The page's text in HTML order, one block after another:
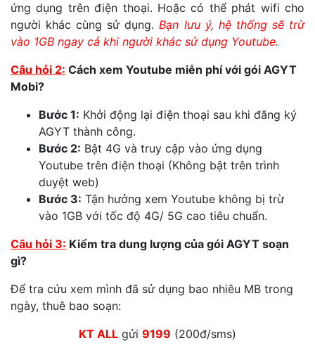
ứng dụng trên điện thoại. Hoặc có thể phát wifi cho
người khác cùng sử dụng.Bạn lưu ý, hệ thống sẽ trừ
vào 1GB ngay cả khi người khác sử dụng Youtube.
Câu hỏi 2: Cách xem Youtube miễn phí với gói AGYT
Mobi?
Bước 1: Khởi động lại điện thoại sau khi đăng ký
AGYT thành công.
Bước 2: Bật 4G và truy cập vào ứng dụng
Youtube trên điện thoại (Không bật trên trình
duyệt web)
Bước 3: Tận hưởng xem Youtube không bị trừ
vào 1GB với tốc độ 4G/ 5G cao tiêu chuẩn.
Câu hỏi 3: Kiểm tra dung lượng của gói AGYT soạn
gì?
Để tra cứu xem mình đã sử dụng bao nhiêu MB trong
ngày, thuê bao soạn:
KT ALL gửi 9199 (200đ/sms)